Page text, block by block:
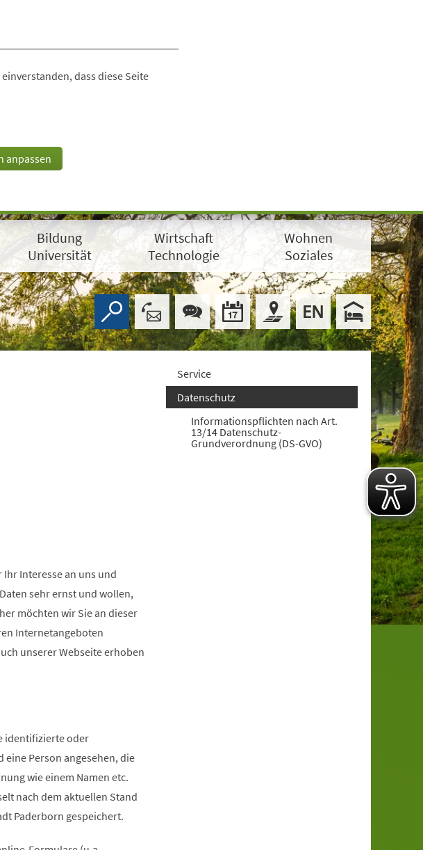
dass diese Seite
anpassen
Bildung
Universität
Wirtschaft
Technologie
Wohnen
Soziales
Interesse an uns und
sehr ernst und wollen,
möchten wir Sie an dieser
Internetangeboten
unserer Webseite erhoben
identifizierte oder
Person angesehen, die
wie einem Namen etc.
nach dem aktuellen Stand
Paderborn gespeichert.
Service
Datenschutz
Informationspflichten nach Art.
13/14 Datenschutz-
Grundverordnung (DS-GVO)